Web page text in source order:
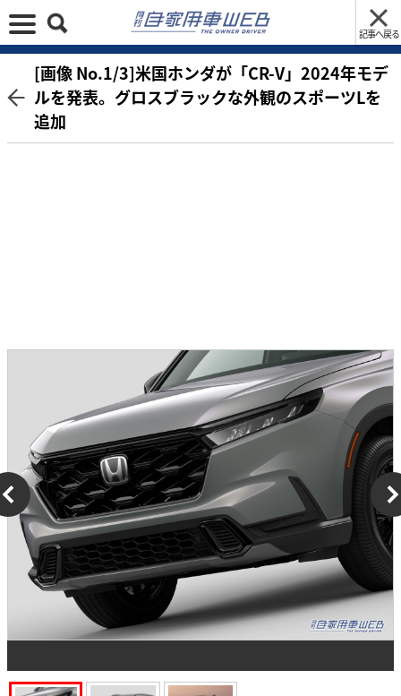
記事へ戻る
[画像 No.1/3]米国ホンダが「CR-V」2024年モデ
ルを発表。グロスブラックな外観のスポーツLを
追加